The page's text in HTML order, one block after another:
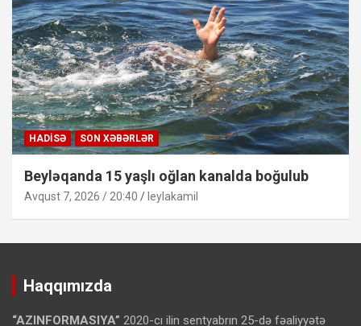
HADISƏ SON XƏBƏRLƏR
Beyləqanda 15 yaşlı oğlan kanalda boğulub
Avqust 7, 2026 / 20:40 leylakamil
Haqqımızda
“AZINFORMASIYA” 2020-cı ilin sentyabrın 25-də fəaliyyətə